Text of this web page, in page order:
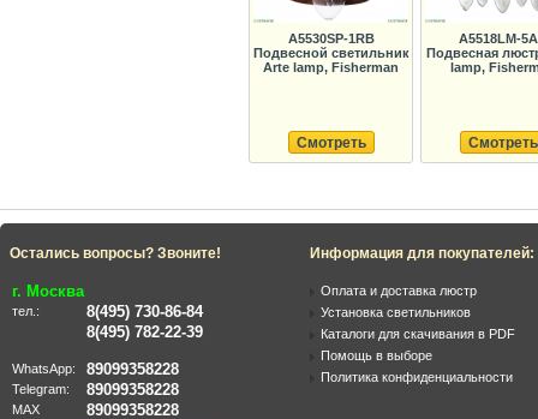
A5530SP-1RB
Подвесной светильник
Arte lamp, Fisherman
Смотреть
A5518LM-
Подвесная
lamp,
Смотреть
Остались вопросы? Звоните!
г. Москва
тел.:
8(495) 730-86-84
8(495) 782-22-39
WhatsApp: 89099358228
Telegram: 89099358228
MAX 89099358228
Информация для покупателей:
Оплата и доставка люстр
Установка светильников
Каталоги для скачивания в PDF
Помощь в выборе
Политика конфиденциальности